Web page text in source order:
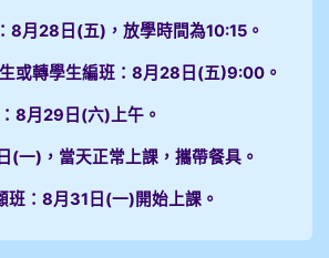
8月28日(五)，放學時間為10:15。
或轉學生編班：8月28日(五)9:00。
8月29日(六)上午。
(一)，當天正常上課，攜帶餐具。
班：8月31日(一)開始上課。